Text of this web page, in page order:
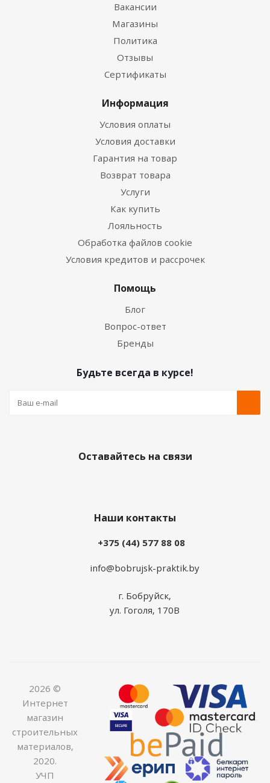
Вакансии
Магазины
Политика
Отзывы
Сертификаты
Информация
Условия оплаты
Условия доставки
Гарантия на товар
Возврат товара
Услуги
Как купить
Лояльность
Обработка файлов cookie
Условия кредитов и рассрочек
Помощь
Блог
Вопрос-ответ
Бренды
Будьте всегда в курсе!
Оставайтесь на связи
Наши контакты
+375 (44) 577 88 08
info@bobrujsk-praktik.by
г. Бобруйск,
ул. Гоголя, 170В
2026 ©
Интернет
магазин
строительных
материалов,
2020.
УЧП